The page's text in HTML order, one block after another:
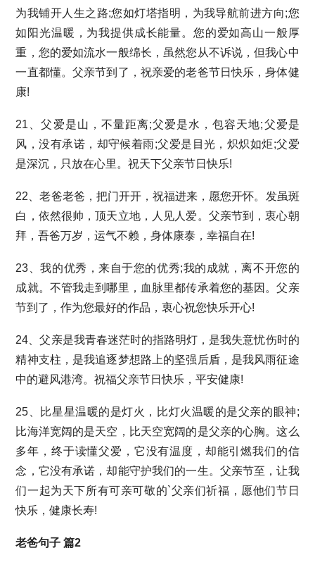
为我铺开人生之路;您如灯塔指明，为我导航前进方向;您
如阳光温暖，为我提供成长能量。您的爱如高山一般厚
重，您的爱如流水一般绵长，虽然您从不诉说，但我心中
一直都懂。父亲节到了，祝亲爱的老爸节日快乐，身体健
康!
21、父爱是山，不量距离;父爱是水，包容天地;父爱是
风，没有承诺，却守候着雨;父爱是目光，炽炽如炬;父爱
是深沉，只放在心里。祝天下父亲节日快乐!
22、老爸老爸，把门开开，祝福进来，愿您开怀。发虽斑
白，依然很帅，顶天立地，人见人爱。父亲节到，衷心朝
拜，吾爸万岁，运气不赖，身体康泰，幸福自在!
23、我的优秀，来自于您的优秀;我的成就，离不开您的
成就。不管我走到哪里，血脉里都传承着您的基因。父亲
节到了，作为您最好的作品，衷心祝您快乐开心!
24、父亲是我青春迷茫时的指路明灯，是我失意忧伤时的
精神支柱，是我追逐梦想路上的坚强后盾，是我风雨征途
中的避风港湾。祝福父亲节日快乐，平安健康!
25、比星星温暖的是灯火，比灯火温暖的是父亲的眼神;
比海洋宽阔的是天空，比天空宽阔的是父亲的心胸。这么
多年，终于读懂父爱，它没有温度，却能引燃我们的信
念，它没有承诺，却能守护我们的一生。父亲节至，让我
们一起为天下所有可亲可敬的`父亲们祈福，愿他们节日
快乐，健康长寿!
老爸句子 篇2